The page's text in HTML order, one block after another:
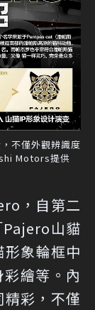
不僅外觀辨識度
Motors提供
，自第二
Pajero山貓
象輪框中
繪等。內
彩，不僅